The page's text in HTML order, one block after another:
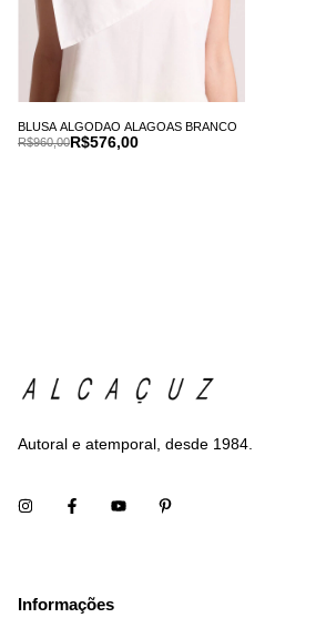
BLUSA ALGODAO ALAGOAS BRANCO
R$576,00
R$960,00
Autoral e atemporal, desde 1984.
Informações